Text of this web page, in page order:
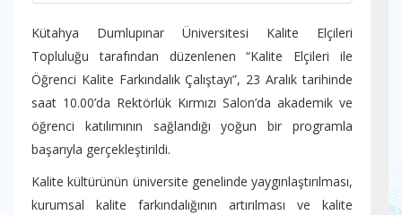
Kütahya Dumlupınar Üniversitesi Kalite Elçileri
Topluluğu tarafından düzenlenen “Kalite Elçileri ile
Öğrenci Kalite Farkındalık Çalıştayı”, 23 Aralık tarihinde
saat 10.00’da Rektörlük Kırmızı Salon’da akademik ve
öğrenci katılımının sağlandığı yoğun bir programla
başarıyla gerçekleştirildi.
Kalite kültürünün üniversite genelinde yaygınlaştırılması,
kurumsal kalite farkındalığının artırılması ve kalite